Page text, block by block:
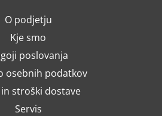
O podjetju
Kje smo
poslovanja
osebnih podatkov
in stroški dostave
Servis